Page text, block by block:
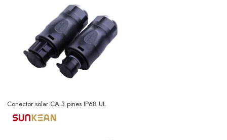
Conector solar CA 3 pines IP68 UL